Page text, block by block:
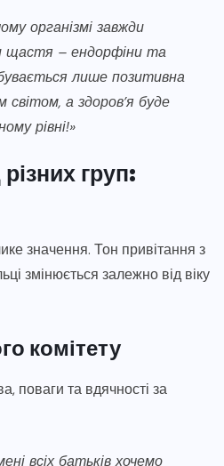
організмі завжди
щастя – ендорфіни та
лише позитивна
світом, а здоров’я буде
рівні!»
груп:
значення. Тон привітання з
змінюється залежно від віку
комітету
поваги та вдячності за
всіх батьків хочемо